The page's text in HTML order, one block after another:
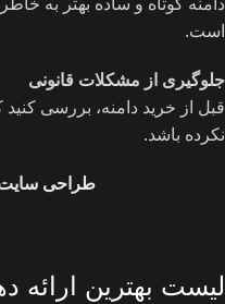
دامنه کوتاه و ساده بهتر به
است.
جلوگیری از مشکلات قانونی
قبل از خرید دامنه، بررسی کنید
نکرده باشد.
طراحی
لیست بهترین ارائه‌